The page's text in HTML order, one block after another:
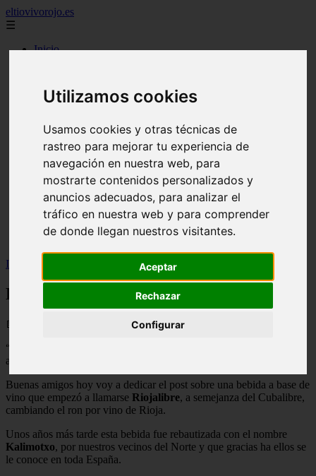
Utilizamos cookies
Usamos cookies y otras técnicas de
rastreo para mejorar tu experiencia de
navegación en nuestra web, para
mostrarte contenidos personalizados y
anuncios adecuados, para analizar el
tráfico en nuestra web y para comprender
de donde llegan nuestros visitantes.
Aceptar
Rechazar
Configurar
eltiovivorojo.es
☰
Inicio
2016
argentina
comidas
espana
huevos
mariscos
otros
postres
producto
reposteria
venezuela
verduras
Inicio
RiojaLibre
📅 08/05/2025
“Al final, lo que importa no son los años de vida, sino la vida de los
años” Abraham Lincoln
Buenas amigos hoy voy a dedicar el post sobre una bebida a base de
vino que empezó a llamarse Riojalibre, a semejanza del Cubalibre,
cambiando el ron por vino de Rioja.
Unos años más tarde esta bebida fue rebautizada con el nombre
Kalimotxo, por nuestros vecinos del Norte y que gracias ha ellos se
le conoce en toda España.